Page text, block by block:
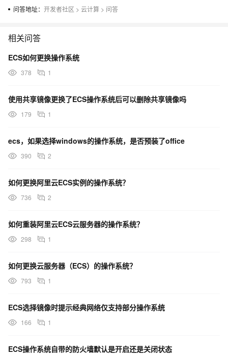
问答地址： 开发者社区 > 云计算 > 问答
相关问答
ECS如何更换操作系统
378 1
使用共享镜像更换了ECS操作系统后可以删除共享镜像吗
179 1
ecs，如果选择windows的操作系统，是否预装了office
390 2
如何更换阿里云ECS实例的操作系统？
736 2
如何重装阿里云ECS云服务器的操作系统？
298 1
如何更换云服务器（ECS）的操作系统？
793 1
ECS选择镜像时提示经典网络仅支持部分操作系统
166 1
ECS操作系统自带的防火墙默认是开启还是关闭状态